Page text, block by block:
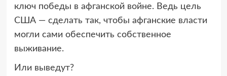
ключ победы в афганской войне. Ведь цель
США — сделать так, чтобы афганские власти
могли сами обеспечить собственное
выживание.
Или выведут?